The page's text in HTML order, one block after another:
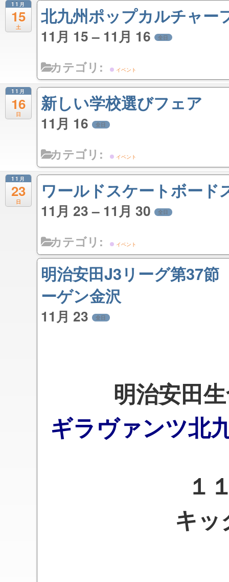
11月
15
土
北九州ポップカルチャー
11月 15 – 11月 16 全日
カテゴリ: イベント
11月
16
日
新しい学校選びフェア
11月 16 全日
カテゴリ: イベント
11月
23
日
ワールドスケートボード
11月 23 – 11月 30 全日
カテゴリ: イベント
明治安田J3リーグ第
ーゲン金沢
11月 23 全日
明治安田
ギラヴァンツ
１
キ